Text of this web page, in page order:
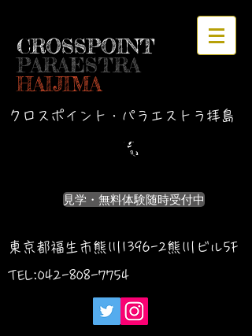
CROSSPOINT
PARAESTRA
HAIJIMA
クロスポイント・パラエストラ拝島
見学・無料体験随時受付中
東京都福生市熊川1396-2熊川ビル5F
TEL:042-808-7754